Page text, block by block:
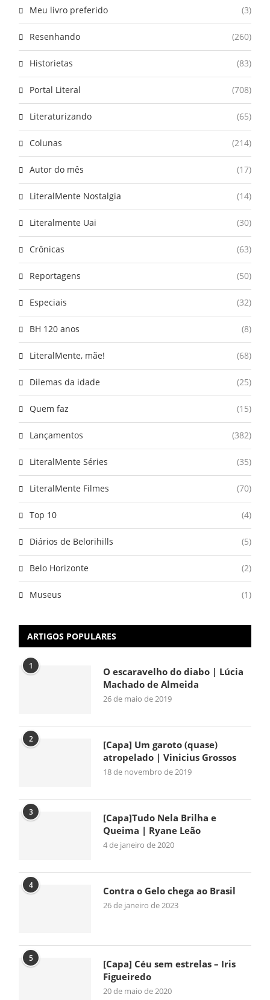
Meu livro preferido (3)
Resenhando (260)
Historietas (83)
Portal Literal (708)
Literaturizando (65)
Colunas (214)
Autor do mês (17)
LiteralMente Nostalgia (14)
Literalmente Uai (30)
Crônicas (63)
Reportagens (50)
Especiais (32)
BH 120 anos (8)
LiteralMente, mãe! (68)
Dilemas da idade (25)
Quem faz (15)
Lançamentos (382)
LiteralMente Séries (35)
LiteralMente Filmes (70)
Top 10 (4)
Diários de Belorihills (5)
Belo Horizonte (2)
Museus (1)
ARTIGOS POPULARES
1
O escaravelho do diabo | Lúcia
Machado de Almeida
26 de maio de 2019
2
[Capa] Um garoto (quase)
atropelado | Vinicius Grossos
18 de novembro de 2019
3
[Capa]Tudo Nela Brilha e
Queima | Ryane Leão
4 de janeiro de 2020
4 Contra o Gelo chega ao Brasil
26 de janeiro de 2023
5
[Capa] Céu sem estrelas – Iris
Figueiredo
20 de maio de 2020